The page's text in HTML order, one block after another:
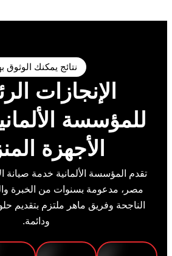
نتائج يمكنك الوثوق بها
الإنجازات
للمؤسسة
الأجهزة
تقدم المؤسسة الألمانية خدمة صيانة
مصر، مدعومة بسنوات من الخبرة
الناجحة وفريق ماهر ملتزم بتقديم
ودائمة.